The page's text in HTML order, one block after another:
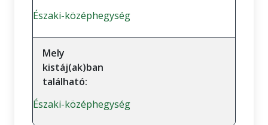
Északi-középhegység
Mely
kistáj(ak)ban
található:
Északi-középhegység